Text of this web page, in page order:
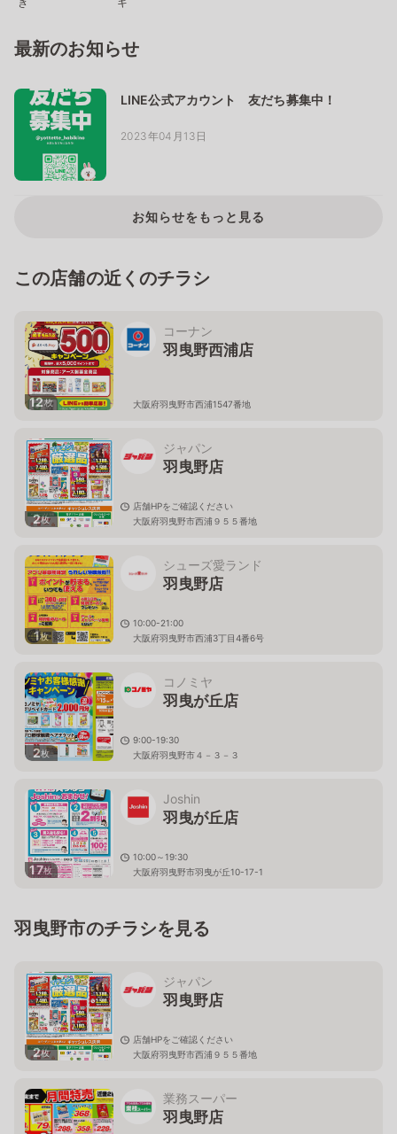
最新のお知らせ
LINE公式アカウント 友だち募集中！
2023年04月13日
お知らせをもっと見る
この店舗の近くのチラシ
12枚
コーナン
羽曳野西浦店
大阪府羽曳野市西浦1547番地
2枚
ジャパン
羽曳野店
店舗HPをご確認ください
大阪府羽曳野市西浦９５５番地
1枚
シューズ愛ランド
羽曳野店
10:00-21:00
大阪府羽曳野市西浦3丁目4番6号
2枚
コノミヤ
羽曳が丘店
9:00-19:30
大阪府羽曳野市４－３－３
17枚
Joshin
羽曳が丘店
10:00～19:30
大阪府羽曳野市羽曳が丘10-17-1
羽曳野市のチラシを見る
2枚
ジャパン
羽曳野店
店舗HPをご確認ください
大阪府羽曳野市西浦９５５番地
業務スーパー
羽曳野店